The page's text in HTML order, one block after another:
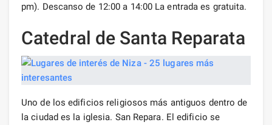
pm). Descanso de 12:00 a 14:00 La entrada es gratuita.
Catedral de Santa Reparata
Uno de los edificios religiosos más antiguos dentro de
la ciudad es la iglesia. San Repara. El edificio se